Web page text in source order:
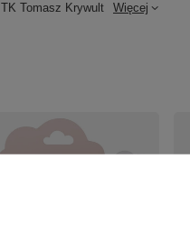
TK Tomasz Krywult Więcej